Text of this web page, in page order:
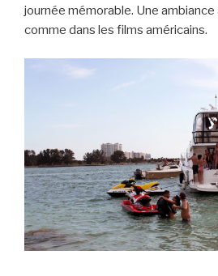
journée mémorable. Une ambiance
comme dans les films américains.